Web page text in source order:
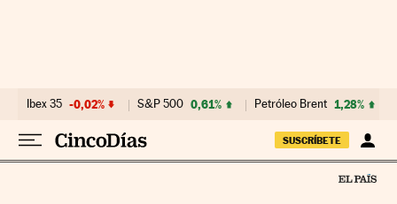
Ibex 35 -0,02% S&P 500 0,61% Petróleo Brent 1,28%
SUSCRÍBETE